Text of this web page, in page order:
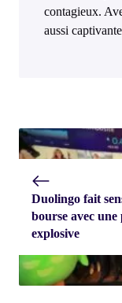
contagieux.
aussi
Duolingo fait
bourse avec
explosive